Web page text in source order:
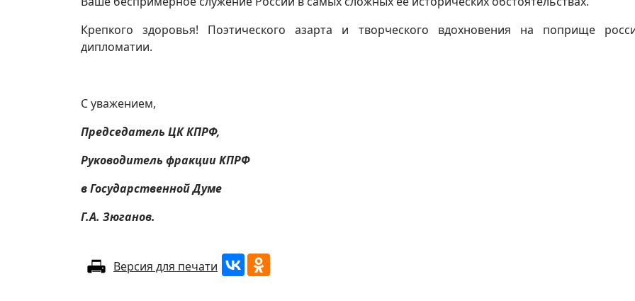
Крепкого здоровья! Поэтического азарта и творческого вдохновения на поприще
дипломатии.
С уважением,
Председатель ЦК КПРФ,
Руководитель фракции КПРФ
в Государственной Думе
Г.А. Зюганов.
Версия для печати